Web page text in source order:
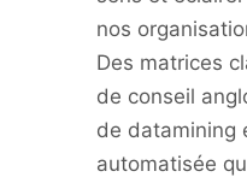
nos
Des matrices
de conseil
de datamining
automatisée